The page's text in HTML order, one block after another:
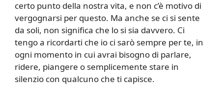
certo punto della nostra vita, e non c’è motivo di
vergognarsi per questo. Ma anche se ci si sente
da soli, non significa che lo si sia davvero. Ci
tengo a ricordarti che io ci sarò sempre per te, in
ogni momento in cui avrai bisogno di parlare,
ridere, piangere o semplicemente stare in
silenzio con qualcuno che ti capisce.